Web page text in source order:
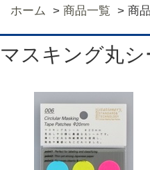
ホーム 商品一覧 商
マスキング丸